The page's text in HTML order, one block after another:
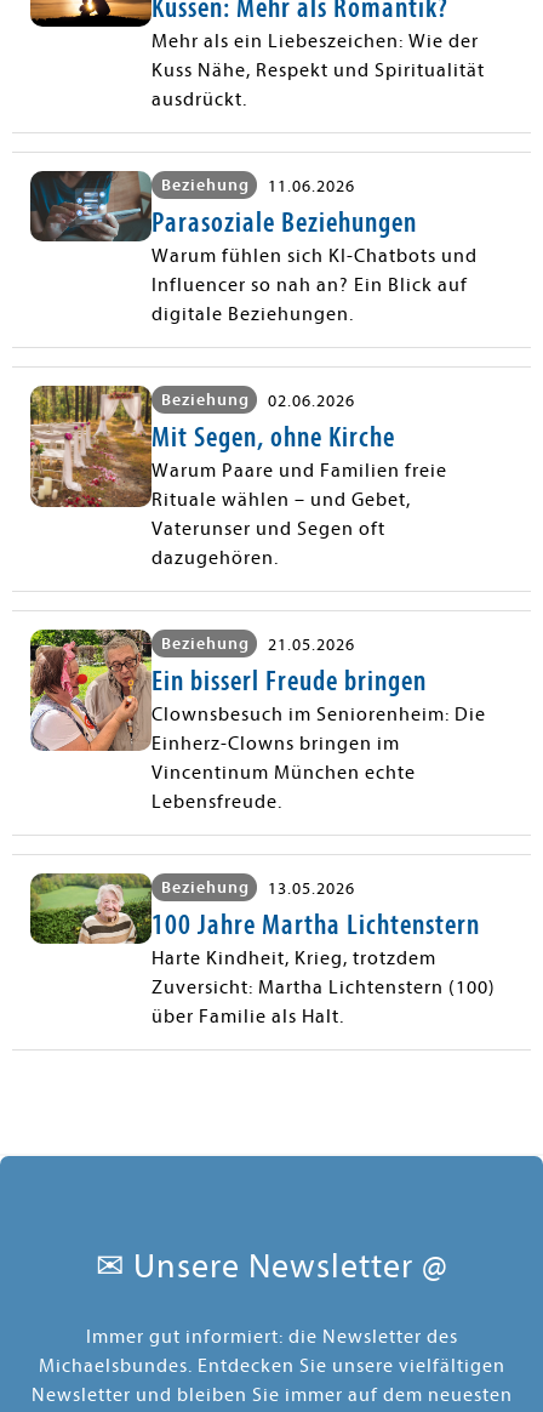
Küssen: Mehr als Romantik?
Mehr als ein Liebeszeichen: Wie der
Kuss Nähe, Respekt und Spiritualität
ausdrückt.
Beziehung 11.06.2026
Parasoziale Beziehungen
Warum fühlen sich KI-Chatbots und
Influencer so nah an? Ein Blick auf
digitale Beziehungen.
Beziehung 02.06.2026
Mit Segen, ohne Kirche
Warum Paare und Familien freie
Rituale wählen – und Gebet,
Vaterunser und Segen oft
dazugehören.
Beziehung 21.05.2026
Ein bisserl Freude bringen
Clownsbesuch im Seniorenheim: Die
Einherz-Clowns bringen im
Vincentinum München echte
Lebensfreude.
Beziehung 13.05.2026
100 Jahre Martha Lichtenstern
Harte Kindheit, Krieg, trotzdem
Zuversicht: Martha Lichtenstern (100)
über Familie als Halt.
✉ Unsere Newsletter @
Immer gut informiert: die Newsletter des
Michaelsbundes. Entdecken Sie unsere vielfältigen
Newsletter und bleiben Sie immer auf dem neuesten